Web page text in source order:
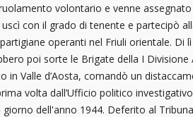
volontario e venne
con il grado di tenente e partecipò
operanti nel Friuli orientale.
poi sorte le Brigate della I
Valle d’Aosta, comandò un
volta dall’Ufficio politico
dell'anno 1944. Deferito al